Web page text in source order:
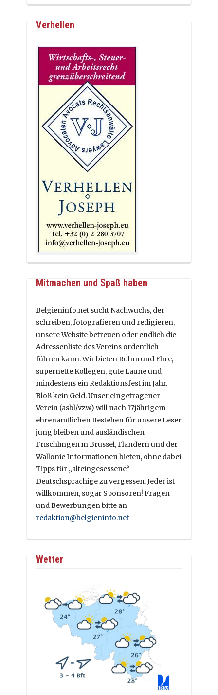
Verhellen
Mitmachen und Spaß haben
Belgieninfo.net sucht Nachwuchs, der
schreiben, fotografieren und redigieren,
unsere Website betreuen oder endlich die
Adressenliste des Vereins ordentlich
führen kann. Wir bieten Ruhm und Ehre,
supernette Kollegen, gute Laune und
mindestens ein Redaktionsfest im Jahr.
Bloß kein Geld. Unser eingetragener
Verein (asbl/vzw) will nach 17jährigem
ehrenamtlichen Bestehen für unsere Leser
jung bleiben und ausländischen
Frischlingen in Brüssel, Flandern und der
Wallonie Informationen bieten, ohne dabei
Tipps für „alteingesessene“
Deutschsprachige zu vergessen. Jeder ist
willkommen, sogar Sponsoren! Fragen
und Bewerbungen bitte an
redaktion@belgieninfo.net
Wetter